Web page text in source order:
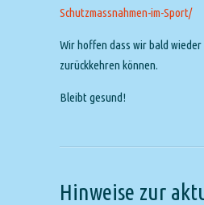
Schutzmassnahmen-im-Sport/
Wir hoffen dass wir bald
zurückkehren können.
Bleibt gesund!
Hinweise zur